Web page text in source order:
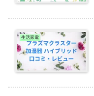
生活家電